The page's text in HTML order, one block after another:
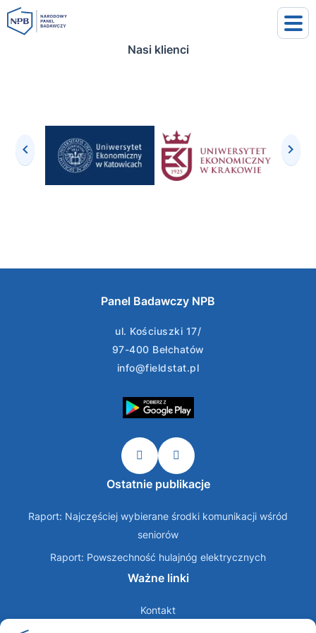
Nasi klienci
Panel Badawczy NPB
ul. Kościuszki 17/
97-400 Bełchatów
info@fieldstat.pl
Ostatnie publikacje
Raport: Najczęściej wybierane środki komunikacji wśród
seniorów
Raport: Powszechność hulajnóg elektrycznych
Ważne linki
Kontakt